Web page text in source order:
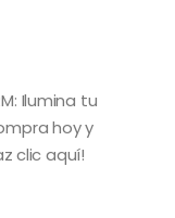
Ilumina tu
hoy y
clic aquí!